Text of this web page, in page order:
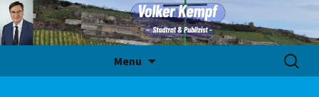
Menu
Suche
nach: